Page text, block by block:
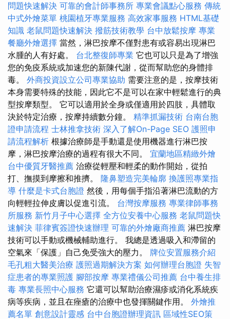
問題快速解決 可靠的會計師事務所 專業會議點心服務 傳統
中式外燴菜單 桃園植牙專業服務 高效家事服務 HTML基礎
知識 老鼠問題快速解決 撥筋技術教學 台中放鬆按摩 專業
餐廳外燴選擇 當然，淋巴按摩不僅對患有或容易出現淋巴
水腫的人有好處。 台北整復師專業 它也可以只是為了增強
您的免疫系統或加速您的新陳代謝，從而幫助您的身體排
毒。 外商投資設立公司專業協助 需要注意的是，按摩技術
本身需要特殊的技能，因此它不是可以在家中輕鬆進行的典
型按摩類型。 它可以適用於全身或僅適用於四肢，具體取
決於特定治療，按摩持續數分鐘。 精準抓漏技術 台南台胞
證申請流程 士林推拿技術 深入了解On-Page SEO 護照申
請流程解析 根據治療師是手動還是使用機器進行淋巴按
摩，淋巴按摩治療的過程有很大不同。 宜蘭地區精緻外燴
台中優質牙醫推薦 治療從輕壓和輕柔的動作開始，從拍
打、撫摸到摩擦和推擠。 隆鼻塑造完美輪廓 換護照專業指
導 什麼是卡式台胞證 然後，用每個手指沿著淋巴流動的方
向輕輕拉伸皮膚以促進引流。 台灣按摩服務 專業律師事務
所服務 新竹月子中心選擇 全方位安養中心服務 老鼠問題快
速解決 菲律賓簽證快速辦理 可靠的外燴廠商推薦 淋巴按摩
技術可以手動或機械輔助進行。 我總是透過吸入和滯留的
空氣來「保護」自己免受強大的壓力。 牌位安置服務介紹
毛孔粗大醫美治療 護照過期解決方案 如何辦理台胞證 失智
症患者的專業照護 腳部按摩 專業禮儀公司推薦 台中養生排
毒 專業長照中心服務 它還可以幫助治療濕疹或消化系統疾
病等疾病，並且在痤瘡的治療中也發揮關鍵作用。 外燴推
薦名單 創意設計靈感 台中台胞證辦理資訊 區域性SEO策